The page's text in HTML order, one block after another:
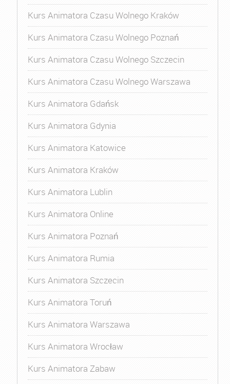
Kurs Animatora Czasu Wolnego Kraków
Kurs Animatora Czasu Wolnego Poznań
Kurs Animatora Czasu Wolnego Szczecin
Kurs Animatora Czasu Wolnego Warszawa
Kurs Animatora Gdańsk
Kurs Animatora Gdynia
Kurs Animatora Katowice
Kurs Animatora Kraków
Kurs Animatora Lublin
Kurs Animatora Online
Kurs Animatora Poznań
Kurs Animatora Rumia
Kurs Animatora Szczecin
Kurs Animatora Toruń
Kurs Animatora Warszawa
Kurs Animatora Wrocław
Kurs Animatora Zabaw